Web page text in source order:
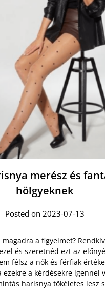
merész és
hölgyeknek
Posted on 2023-07-13
a figyelmet?
és szeretnéd ezt az
félsz a nők és férfiak
ezekre a kérdésekre igennel
harisnya tökéletes lesz